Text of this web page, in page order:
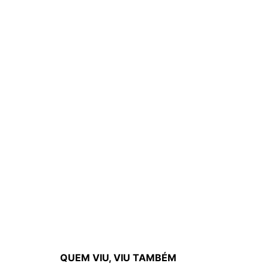
QUEM VIU, VIU TAMBÉM